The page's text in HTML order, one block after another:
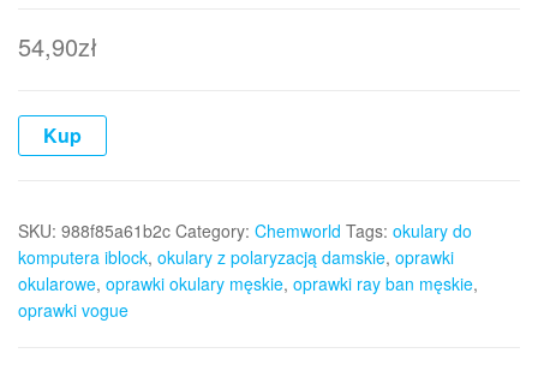
54,90zł
Kup
SKU: 988f85a61b2c Category: Chemworld Tags: okulary do
komputera iblock, okulary z polaryzacją damskie, oprawki
okularowe, oprawki okulary męskie, oprawki ray ban męskie,
oprawki vogue